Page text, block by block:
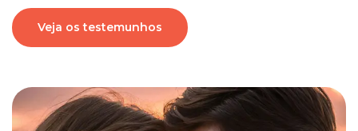
Veja os testemunhos